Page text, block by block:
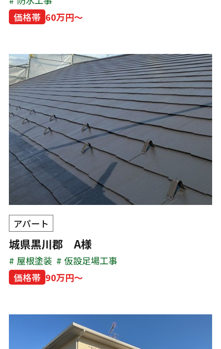
価格帯 60万円～
アパート
城県黒川郡 A様
屋根塗装
仮設足場工事
価格帯 90万円～